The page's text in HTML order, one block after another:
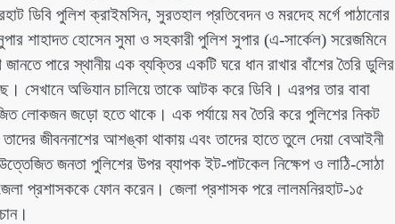
ডিবি পুলিশ ক্রাইমসিন, সুরতহাল প্রতিবেদন ও মরদেহ মর্গে পাঠানোর
শাহাদত হোসেন সুমা ও সহকারী পুলিশ সুপার (এ-সার্কেল) সরেজমিনে
পারে স্থানীয় এক ব্যক্তির একটি ঘরে ধান রাখার বাঁশের তৈরি ডুলির
সেখানে অভিযান চালিয়ে তাকে আটক করে ডিবি। এরপর তার বাবা
লোকজন জড়ো হতে থাকে। এক পর্যায়ে মব তৈরি করে পুলিশের নিকট
জীবননাশের আশঙ্কা থাকায় এবং তাদের হাতে তুলে দেয়া বেআইনী
জনতা পুলিশের উপর ব্যাপক ইট-পাটকেল নিক্ষেপ ও লাঠি-সোঠা
প্রশাসককে ফোন করেন। জেলা প্রশাসক পরে লালমনিরহাট-১৫